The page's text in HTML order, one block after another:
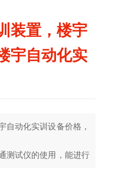
装置，楼宇
宇自动化实
自动化实训设备价格，
测试仪的使用，能进行